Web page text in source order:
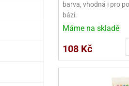
barva, vhodná i pro
bázi.
Máme na skladě
108 Kč